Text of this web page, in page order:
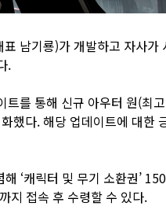
남기룡)가 개발하고 자사가
.
를 통해 신규 아우터 원(최
했다. 해당 업데이트에 대한
‘캐릭터 및 무기 소환권’
지 접속 후 수령할 수 있다.